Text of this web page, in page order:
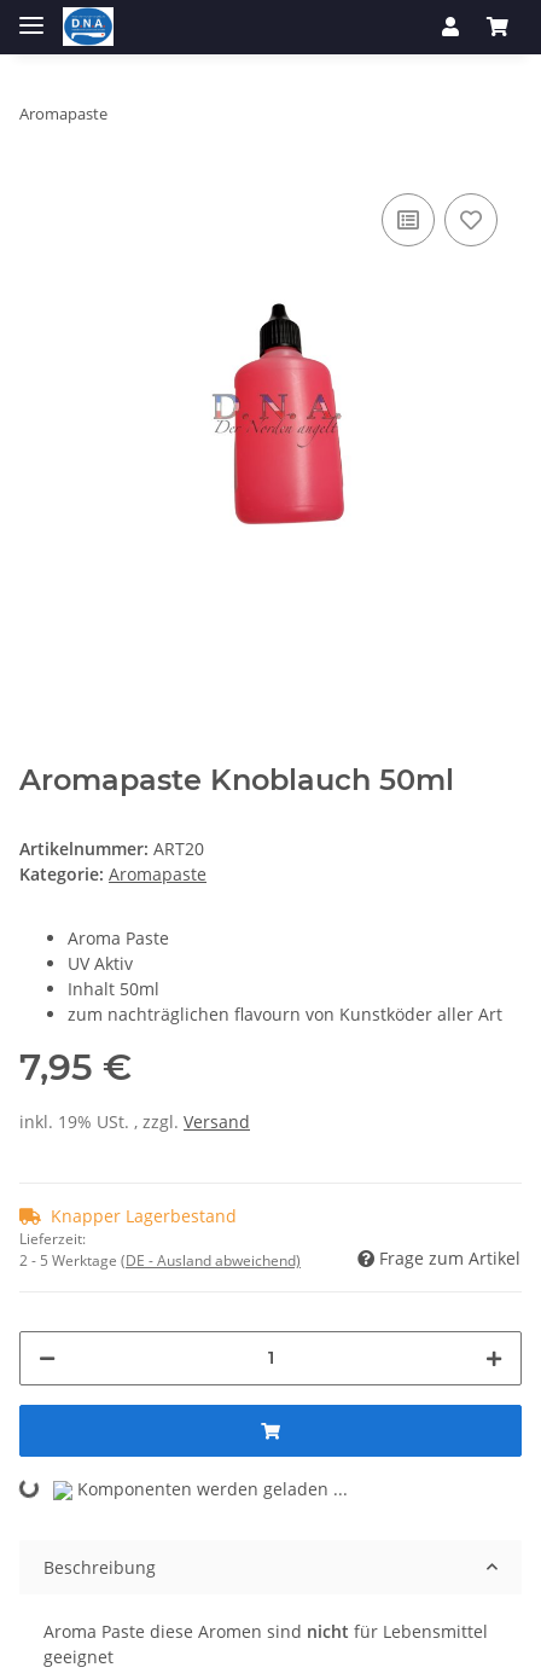
Aromapaste
Aromapaste Knoblauch 50ml
Artikelnummer: ART20
Kategorie: Aromapaste
Aroma Paste
UV Aktiv
Inhalt 50ml
zum nachträglichen flavourn von Kunstköder aller Art
7,95 €
inkl. 19% USt. , zzgl. Versand
Knapper Lagerbestand
Lieferzeit:
2 - 5 Werktage (DE - Ausland abweichend) Frage zum Artikel
Loading...Komponenten werden geladen ...
Beschreibung
Aroma Paste diese Aromen sind nicht für Lebensmittel
geeignet